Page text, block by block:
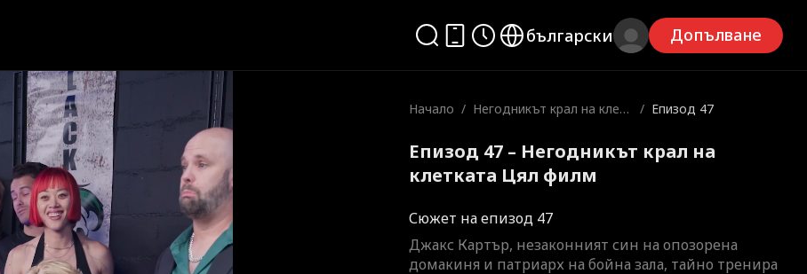
български Допълване
Начало / Негодникът крал на клетк
/ Епизод 47
Епизод 47 – Негодникът крал на
клетката Цял филм
Сюжет на епизод 47
Джакс Картър, незаконният син на опозорена
домакиня и патриарх на бойна зала, тайно тренира